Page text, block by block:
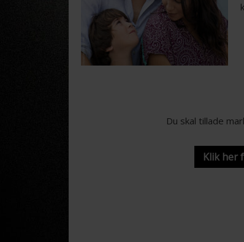
Du skal tillade
Klik her